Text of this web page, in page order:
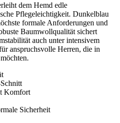
dem Hemd edle
Pflegeleichtigkeit. Dunkelblau
formale Anforderungen und
Baumwollqualität sichert
auch unter intensivem
anspruchsvolle Herren, die in
Komfort
Sicherheit